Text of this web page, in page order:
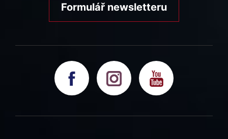
Formulář newsletteru